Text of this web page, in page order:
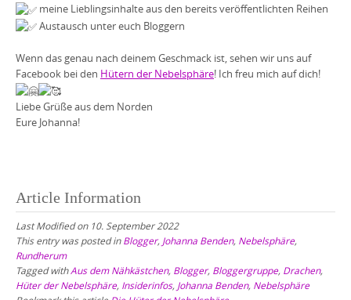
meine Lieblingsinhalte aus den bereits veröffentlichten Reihen
Austausch unter euch Bloggern
Wenn das genau nach deinem Geschmack ist, sehen wir uns auf
Facebook bei den Hütern der Nebelsphäre! Ich freu mich auf dich!
Liebe Grüße aus dem Norden
Eure Johanna!
Article Information
Last Modified on 10. September 2022
This entry was posted inBlogger, Johanna Benden, Nebelsphäre,
Rundherum
Tagged withAus dem Nähkästchen, Blogger, Bloggergruppe, Drachen,
Hüter der Nebelsphäre, Insiderinfos, Johanna Benden, Nebelsphäre